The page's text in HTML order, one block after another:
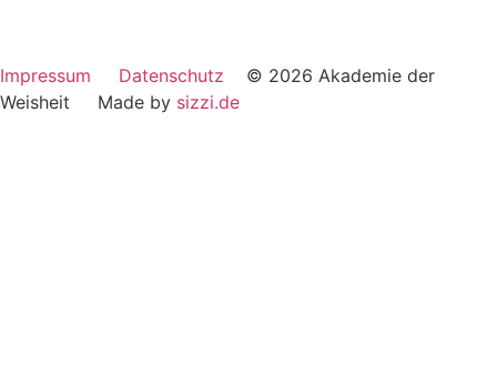
Impressum Datenschutz © 2026 Akademie der
Weisheit Made by sizzi.de